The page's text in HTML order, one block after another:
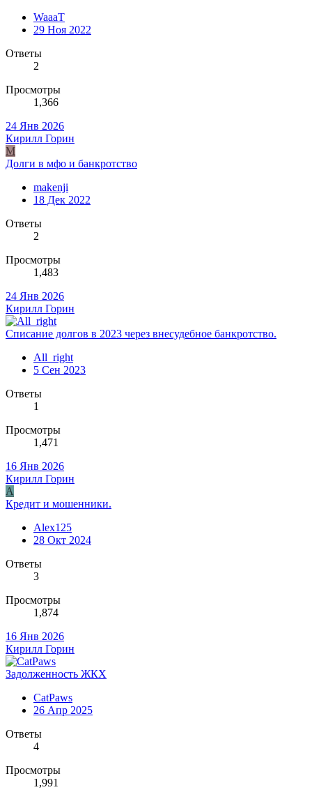
WaaaT
29 Ноя 2022
Ответы
2
Просмотры
1,366
24 Янв 2026
Кирилл Горин
M
Долги в мфо и банкротство
makenji
18 Дек 2022
Ответы
2
Просмотры
1,483
24 Янв 2026
Кирилл Горин
Списание долгов в 2023 через внесудебное банкротство.
All_right
5 Сен 2023
Ответы
1
Просмотры
1,471
16 Янв 2026
Кирилл Горин
A
Кредит и мошенники.
Alex125
28 Окт 2024
Ответы
3
Просмотры
1,874
16 Янв 2026
Кирилл Горин
Задолженность ЖКХ
CatPaws
26 Апр 2025
Ответы
4
Просмотры
1,991